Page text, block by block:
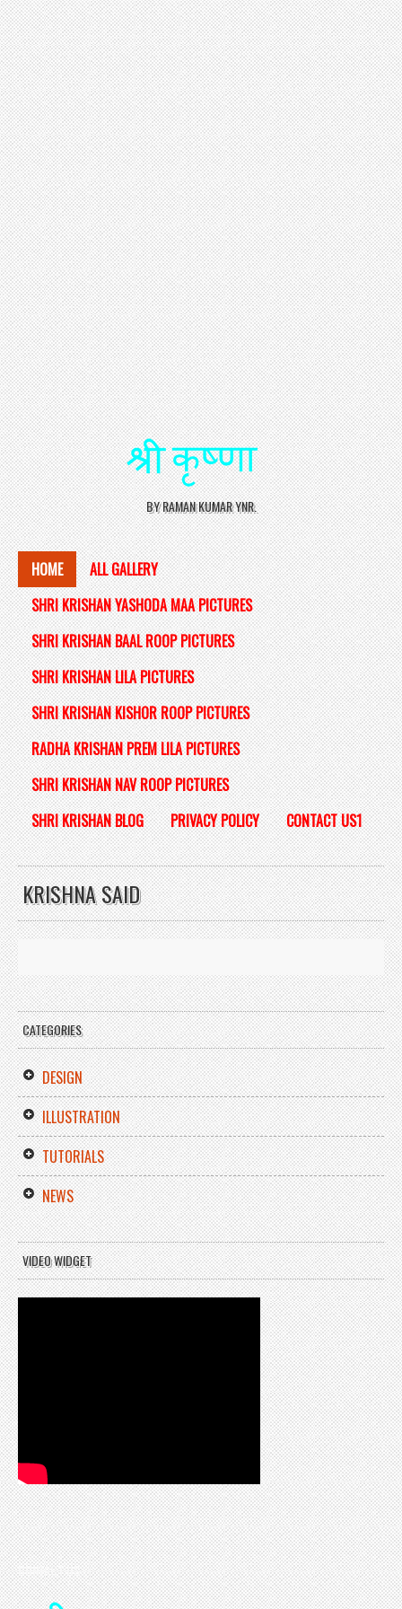
BY RAMAN KUMAR YNR.
HOME
ALL GALLERY
SHRI KRISHAN YASHODA MAA PICTURES
SHRI KRISHAN BAAL ROOP PICTURES
SHRI KRISHAN LILA PICTURES
SHRI KRISHAN KISHOR ROOP PICTURES
RADHA KRISHAN PREM LILA PICTURES
SHRI KRISHAN NAV ROOP PICTURES
SHRI KRISHAN BLOG
PRIVACY POLICY CONTACT US1
KRISHNA SAID
CATEGORIES
DESIGN
ILLUSTRATION
TUTORIALS
NEWS
VIDEO WIDGET
CONTACT US